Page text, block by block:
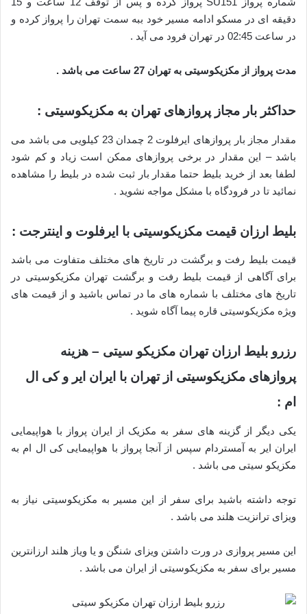
دقیقه ای در مسکو ادامه مسیر خود ببه سمت تهران را پرواز کرده و
در ساعت 02:45 در تهران فرود می آید .
مدت پرواز از مکزیکوسیتی به تهران 27 ساعت می باشد .
حداکثر بار مجاز پروازهای تهران به مکزیکوسیتی :
مقدار مجاز بار پروازهای ایرفلوت 2 چمدان 23 کیلویی می باشد می
باشد – این مقدار در برخی پروازهای ممکن است زیاد و کم شود
لطفا بعد از خرید بلیط حتما مقدار بار ثبت شده در بلیط را مشاهده
نمائید تا در فرودگاه با مشکل مواجه نشوید .
بلیط ارزان قیمت مکزیکوسیتی با ایرفلوت و اینترجت :
قیمت بلیط رفت و برگشت در تاریخ های مختلف متفاوت می باشد
برای آگاهی از قیمت بلیط رفت و برگشت تهران مکزیکوسیتی در
تاریخ های مختلف با شماره های ما در تماس باشید و از قیمت های
ویژه مکزیکوسیتی قاره پیما آگاه شوید .
رزرو بلیط ارزان تهران مکزیکو سیتی – هزینه
پروازهای مکزیکوسیتی از تهران با ایران ایر و کی ال
ام :
یکی دیگر از گزینه های سفر به مکزیک از ایران پرواز با هواپیمایی
ایران ایر به آمستردام سپس از آنجا پرواز با هواپیمایی کی ال ام به
مکزیکو سیتی می باشد .
توجه داشته باشید برای سفر از این مسیر به مکزیکوسیتی نیاز به
ویزای ترانزیت هلند می باشد .
این مسیر پروازی در ورت داشتن ویزای شنگن و یا ویاز هلند ارزانترین
مسیر برای سفر به مکزیکوسیتی از ایران می باشد .